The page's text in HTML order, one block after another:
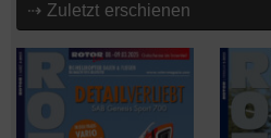
⇢ Zuletzt erschienen